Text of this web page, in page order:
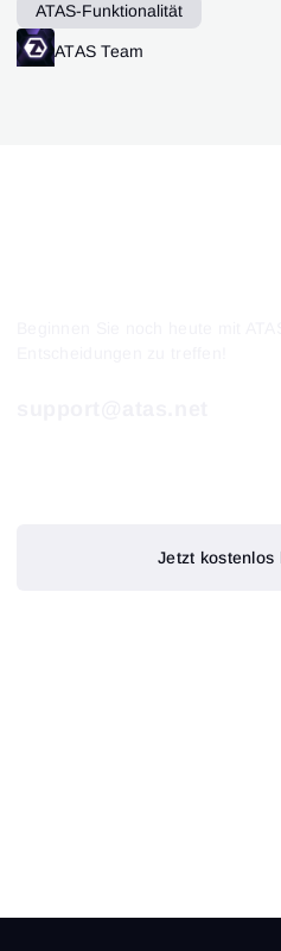
ATAS-Funktionalität
ATAS Team
Jetzt kostenlos